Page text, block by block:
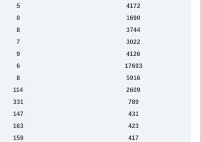
5
4172
0
1690
8
3744
7
3022
9
4126
6
17693
8
5916
114
2609
331
789
147
431
163
423
159
417